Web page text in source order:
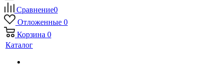
Сравнение0
Отложенные 0
Корзина 0
Каталог